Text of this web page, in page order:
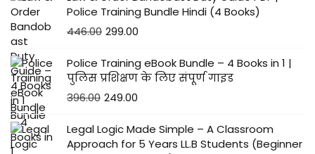
ज
रु
र
त
औ
र
ड्रि
ल
Police Training Bundle Hindi (4 Books)
446.00 299.00
Police Training eBook Bundle – 4 Books in 1 |
पुलिस प्रशिक्षण के लिए संपूर्ण गाइड
396.00 249.00
Legal Logic Made Simple – A Classroom
Approach for 5 Years LL.B Students (Beginner